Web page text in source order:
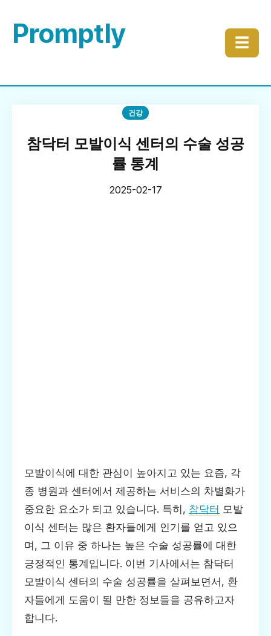
Promptly ☰
건강
참닥터 모발이식 센터의 수술 성공
률 통계
2025-02-17
모발이식에 대한 관심이 높아지고 있는 요즘, 각
종 병원과 센터에서 제공하는 서비스의 차별화가
중요한 요소가 되고 있습니다. 특히, 참닥터 모발
이식 센터는 많은 환자들에게 인기를 얻고 있으
며, 그 이유 중 하나는 높은 수술 성공률에 대한
긍정적인 통계입니다. 이번 기사에서는 참닥터
모발이식 센터의 수술 성공률을 살펴보면서, 환
자들에게 도움이 될 만한 정보들을 공유하고자
합니다.